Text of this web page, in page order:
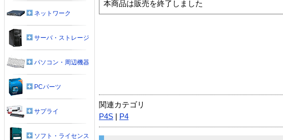
本商品は販売を終了しました
関連カテゴリ
P4S
P4
ネットワーク
サーバ・ストレージ
パソコン・周辺機器
PCパーツ
サプライ
ソフト・ライセンス